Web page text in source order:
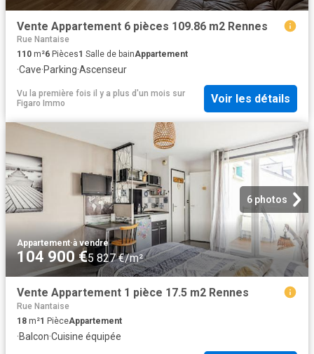
Vente Appartement 6 pièces 109.86 m2 Rennes
Rue Nantaise
110 m²6 Pièces1 Salle de bainAppartement
·Cave·Parking·Ascenseur
Vu la première fois il y a plus d'un mois sur
Figaro Immo
Voir les détails
6 photos
Appartement·à vendre
104 900 €5 827 €/m²
Vente Appartement 1 pièce 17.5 m2 Rennes
Rue Nantaise
18 m²1 PièceAppartement
·Balcon·Cuisine équipée